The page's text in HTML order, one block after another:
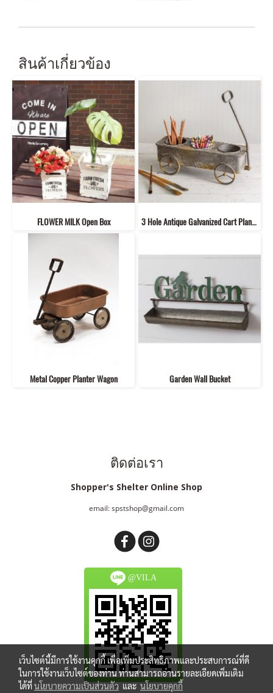
สินค้าเกี่ยวข้อง
FLOWER MILK Open Box 3 Hole Antique Galvanized Cart Planter
Metal Copper Planter Wagon Garden Wall Bucket
ติดต่อเรา
Shopper's Shelter Online Shop
email: spstshop@gmail.com
@VILA
เว็บไซต์นี้มีการใช้งานคุกกี้ เพื่อเพิ่มประสิทธิภาพและประสบการณ์ที่ดี
ในการใช้งานเว็บไซต์ของท่าน ท่านสามารถอ่านรายละเอียดเพิ่มเติม
ได้ที่นโยบายความเป็นส่วนตัวและนโยบายคุกกี้